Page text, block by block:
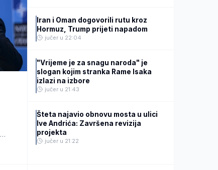
Iran i Oman dogovorili rutu kroz
Hormuz, Trump prijeti napadom
jučer u 22:04
"Vrijeme je za snagu naroda" je
slogan kojim stranka Rame Isaka
izlazi na izbore
jučer u 21:43
Šteta najavio obnovu mosta u ulici
Ive Andrića: Završena revizija
projekta
jučer u 21:22